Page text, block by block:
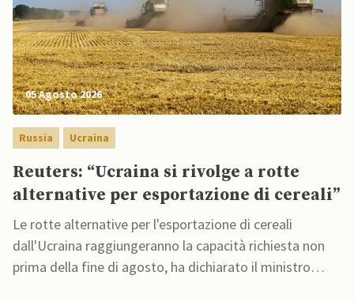
05 Agosto 2026
Russia Ucraina
Reuters: “Ucraina si rivolge a rotte
alternative per esportazione di cereali”
Le rotte alternative per l'esportazione di cereali
dall'Ucraina raggiungeranno la capacità richiesta non
prima della fine di agosto, ha dichiarato il ministro